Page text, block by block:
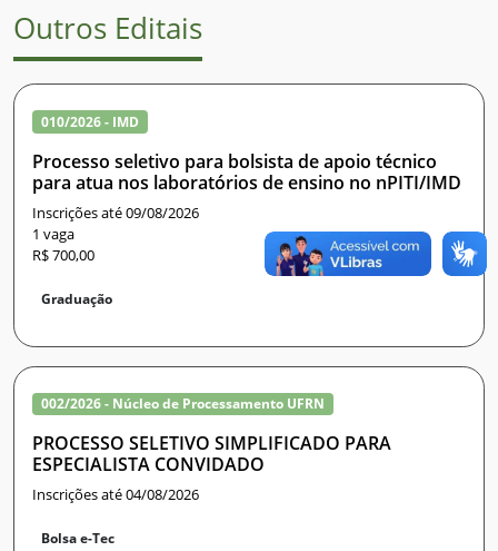
Outros Editais
010/2026 - IMD
Processo seletivo para bolsista de apoio técnico
para atua nos laboratórios de ensino no nPITI/IMD
Inscrições até 09/08/2026
1 vaga
R$ 700,00
Graduação
002/2026 - Núcleo de Processamento UFRN
PROCESSO SELETIVO SIMPLIFICADO PARA
ESPECIALISTA CONVIDADO
Inscrições até 04/08/2026
Bolsa e-Tec